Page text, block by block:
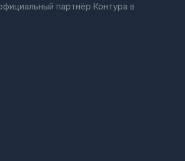
партнёр Контура в